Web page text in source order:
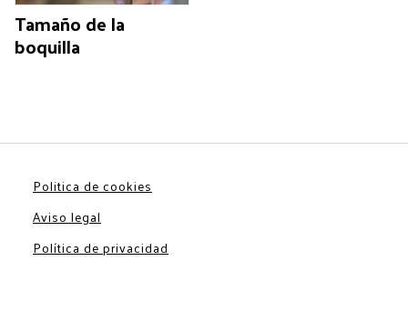
Tamaño de la
boquilla
Politica de cookies
Aviso legal
Política de privacidad